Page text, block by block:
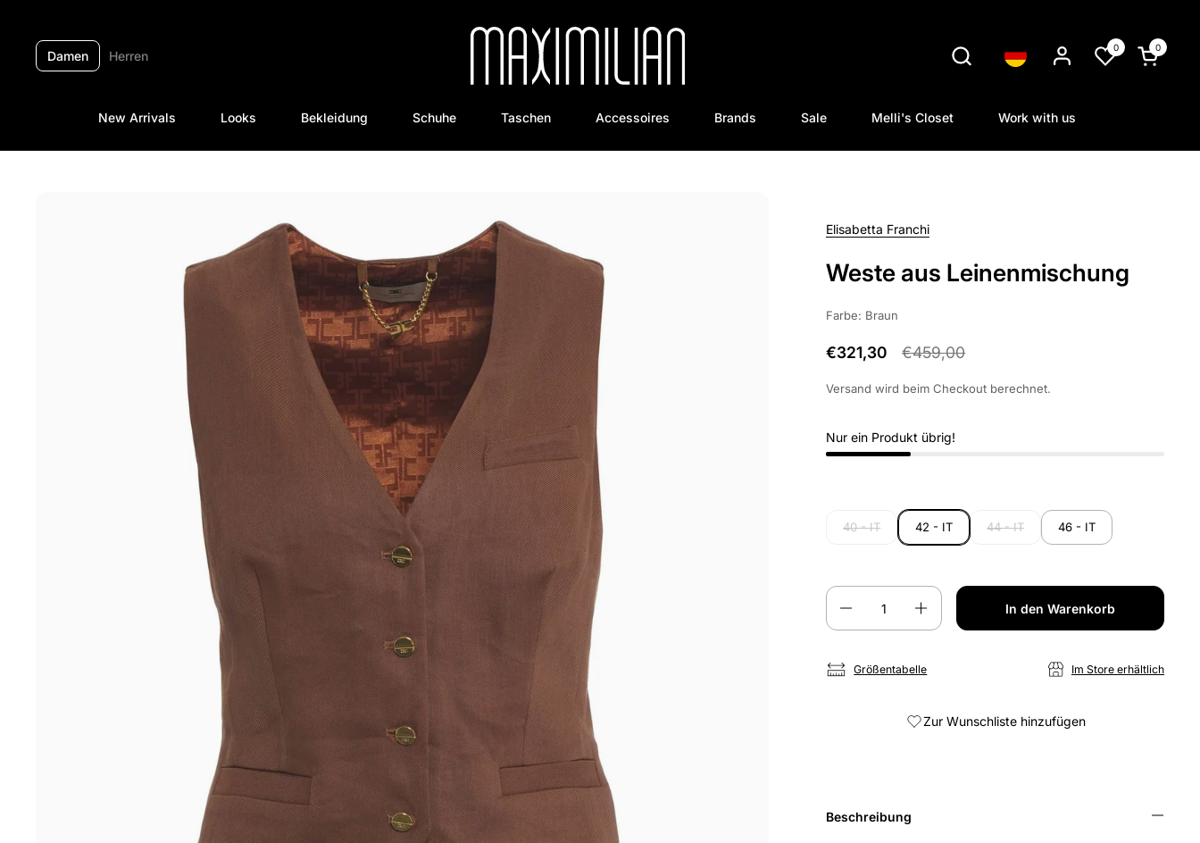
Damen Herren Sprache 0 0
New Arrivals Looks Bekleidung Schuhe Taschen Accessoires Brands Sale Melli's Closet Work with us
Elisabetta Franchi
Weste aus Leinenmischung
Farbe: Braun
€321,30 €459,00
Versand wird beim Checkout berechnet.
Nur ein Produkt übrig!
40 - IT 42 - IT 44 - IT 46 - IT
Anzahl
In den Warenkorb
Größentabelle Im Store erhältlich
Zur Wunschliste hinzufügen
Beschreibung